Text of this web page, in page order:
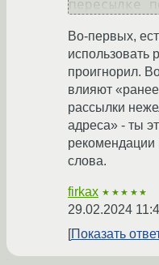
Во-первых,
использовать
проигнорил.
влияют
рассылки
адреса» - ты
рекомендации
слова.
firkax ★★★★★
29.02.2024
Показать